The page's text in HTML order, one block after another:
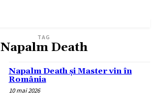
TAG
Napalm Death
Napalm Death și Master vin în
România
10 mai 2026